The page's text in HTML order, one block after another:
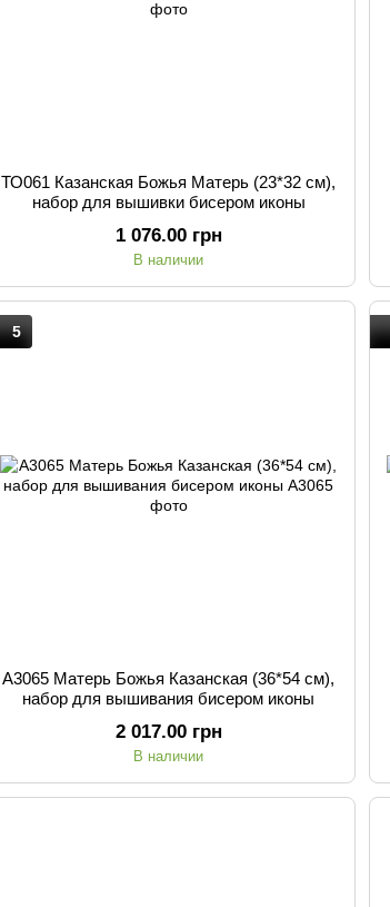
ТО061 Казанская Божья Матерь (23*32 см),
набор для вышивки бисером иконы
1 076.00 грн
В наличии
5
А3065 Матерь Божья Казанская (36*54 см),
набор для вышивания бисером иконы
2 017.00 грн
В наличии